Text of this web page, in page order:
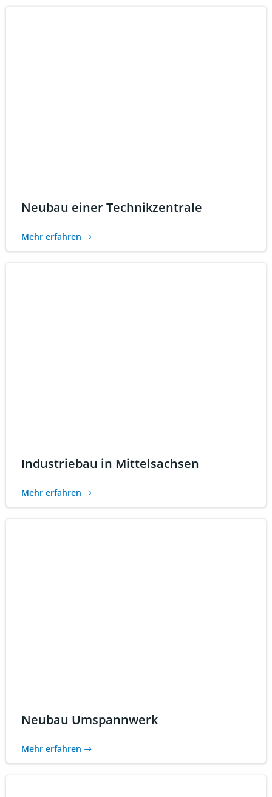
Neubau einer Technikzentrale
Mehr erfahren
Industriebau in Mittelsachsen
Mehr erfahren
Neubau Umspannwerk
Mehr erfahren